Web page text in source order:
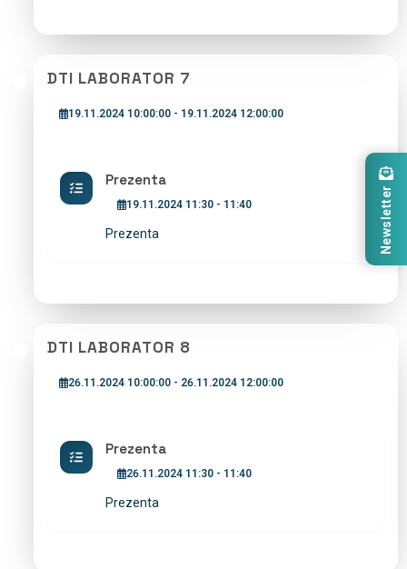
DTI LABORATOR 7
19.11.2024 10:00:00 - 19.11.2024 12:00:00
Prezenta
19.11.2024 11:30 - 11:40
Prezenta
DTI LABORATOR 8
26.11.2024 10:00:00 - 26.11.2024 12:00:00
Prezenta
26.11.2024 11:30 - 11:40
Prezenta
Newsletter